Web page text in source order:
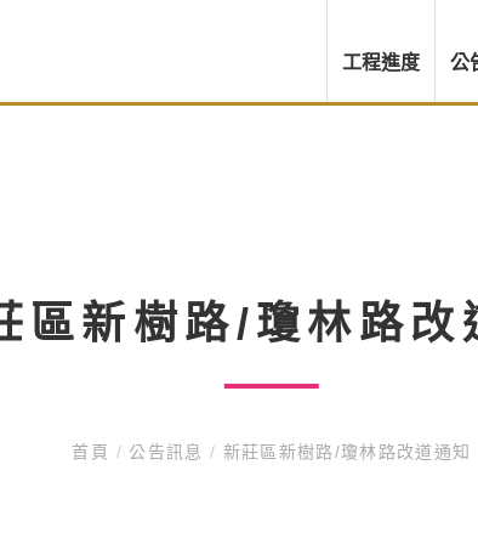
工程進度 公
區新樹路/瓊林路改
首頁 / 公告訊息 / 新莊區新樹路/瓊林路改道通知